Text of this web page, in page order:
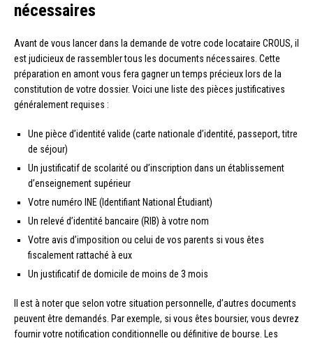
nécessaires
Avant de vous lancer dans la demande de votre code locataire CROUS, il
est judicieux de rassembler tous les documents nécessaires. Cette
préparation en amont vous fera gagner un temps précieux lors de la
constitution de votre dossier. Voici une liste des pièces justificatives
généralement requises :
Une pièce d’identité valide (carte nationale d’identité, passeport, titre
de séjour)
Un justificatif de scolarité ou d’inscription dans un établissement
d’enseignement supérieur
Votre numéro INE (Identifiant National Étudiant)
Un relevé d’identité bancaire (RIB) à votre nom
Votre avis d’imposition ou celui de vos parents si vous êtes
fiscalement rattaché à eux
Un justificatif de domicile de moins de 3 mois
Il est à noter que selon votre situation personnelle, d’autres documents
peuvent être demandés. Par exemple, si vous êtes boursier, vous devrez
fournir votre notification conditionnelle ou définitive de bourse. Les